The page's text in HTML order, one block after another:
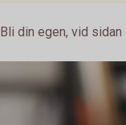
Bli din egen, vid sidan